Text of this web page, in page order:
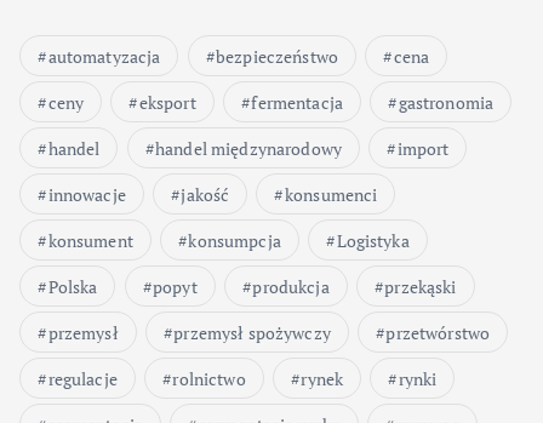
w
a
n
i
e
w
p
automatyzacja bezpieczeństwo
cena
ceny
eksport fermentacja
gastronomia
handel
handel międzynarodowy
import
innowacje
jakość
konsumenci
konsument
konsumpcja
Logistyka
Polska
popyt produkcja
przekąski
przemysł
przemysł spożywczy
przetwórstwo
regulacje
rolnictwo rynek
rynki